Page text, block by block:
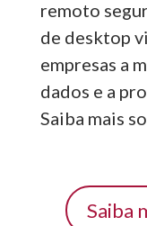
remoto
de desktop
empresas a
dados e a
Saiba mais
Saiba